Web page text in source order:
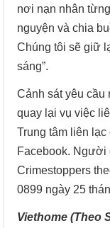
nơi nạn nhân
nguyện và chia
Chúng tôi sẽ giữ
sáng”.
Cảnh sát yêu
quay lại vụ việc
Trung tâm liên
Facebook. Người
Crimestoppers
0899 ngày 25
Viethome (Theo